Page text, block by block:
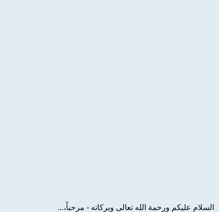
السلام عليكم ورحمة الله تعالى وبركاته - مرحباً،...